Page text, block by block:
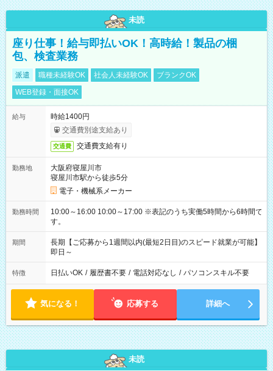
未読
座り仕事！給与即払いOK！高時給！製品の梱
包、検査業務
派遣 職種未経験OK 社会人未経験OK
ブランクOK
WEB登録・面接OK
給与
時給1400円
交通費別途支給あり
交通費 交通費支給有り
勤務地
大阪府寝屋川市
寝屋川市駅から徒歩5分
電子・機械系メーカー
勤務時間
10:00～16:00 10:00～17:00 ※表記のうち実働5時間から6時間で
す。
期間
長期【ご応募から1週間以内(最短2日目)のスピード就業が可能】
即日～
特徴 日払いOK / 履歴書不要 / 電話対応なし / パソコンスキル不要
気になる！ 応募する 詳細へ
未読